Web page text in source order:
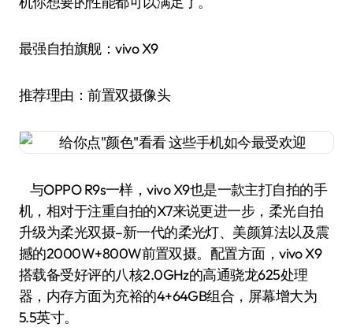
最强自拍旗舰：vivo X9
推荐理由：前置双摄像头
与OPPO R9s一样，vivo X9也是一款主打自拍的手
机，相对于注重自拍的X7来说更进一步，柔光自拍
升级为柔光双摄–新一代的柔光灯、美颜算法以及震
撼的2000W+800W前置双摄。配置方面，vivo X9
搭载备受好评的八核2.0GHz的高通骁龙625处理
器，内存方面为充裕的4+64GB组合，屏幕增大为
5.5英寸。